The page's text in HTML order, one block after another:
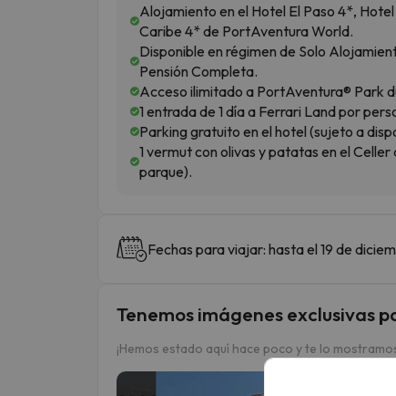
Alojamiento en el Hotel El Paso 4*,
Caribe 4* de PortAventura World.
Disponible en régimen de Solo
Pensión Completa.
Acceso ilimitado a PortAventura® Park
1 entrada de 1 día a Ferrari Land por
Parking gratuito en el hotel (sujeto a
1 vermut con olivas y patatas en el
parque).
Fechas para viajar: hasta el 19 de
Tenemos imágenes exclusivas
¡Hemos estado aquí hace poco y te lo